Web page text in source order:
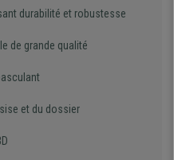
durabilité et robustesse
de grande qualité
et du dossier